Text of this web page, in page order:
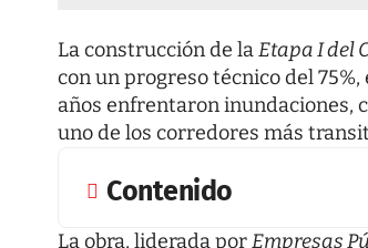
La construcción de laEtapa I del
con un progreso técnico del
años enfrentaron inundaciones,
uno de los corredores más
Contenido
La obra, liderada porEmpresas